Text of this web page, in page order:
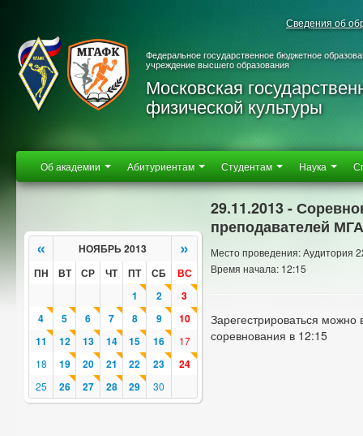
Сведения об
Федеральное государственное бюджетное
учреждение высшего образования
Московская
физической культуры
Об академии Абитуриентам Студентам Наука
« НОЯБРЬ 2013 »
ПН ВТ СР ЧТ ПТ СБ
ВС
1
2
3
4
5 6 7 8 9
10
11
12 13 14 15 16
17
18
19 20 21 22 23 24
25 26 27 28 29 30
29.11.2013 -
преподавателей
Место проведения: Аудитория
Время начала: 12:15
Зарегестрироваться
соревнования в 12:15